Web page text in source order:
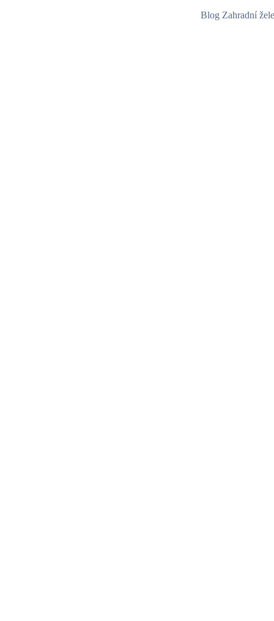
Blog Zahradní